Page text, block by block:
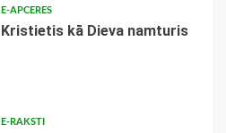
E-APCERES
Kristietis kā Dieva namturis
E-RAKSTI